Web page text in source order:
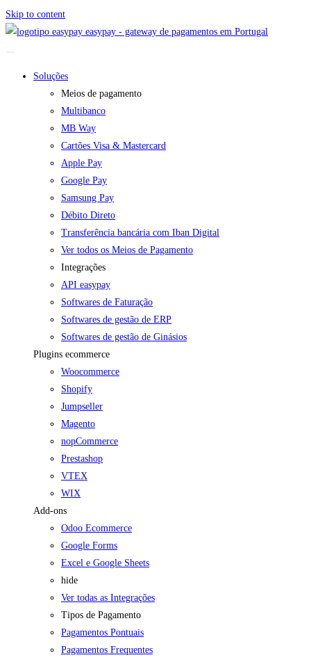
Skip to content
easypay - gateway de pagamentos em Portugal
Soluções
Meios de pagamento
Multibanco
MB Way
Cartões Visa & Mastercard
Apple Pay
Google Pay
Samsung Pay
Débito Direto
Transferência bancária com Iban Digital
Ver todos os Meios de Pagamento
Integrações
API easypay
Softwares de Faturação
Softwares de gestão de ERP
Softwares de gestão de Ginásios
Plugins ecommerce
Woocommerce
Shopify
Jumpseller
Magento
nopCommerce
Prestashop
VTEX
WIX
Add-ons
Odoo Ecommerce
Google Forms
Excel e Google Sheets
hide
Ver todas as Integrações
Tipos de Pagamento
Pagamentos Pontuais
Pagamentos Frequentes